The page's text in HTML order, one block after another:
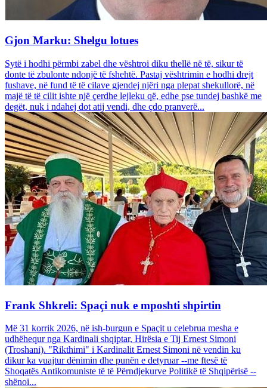
Gjon Marku: Shelgu lotues
Sytë i hodhi përmbi zabel dhe vështroi diku thellë në të, sikur të
donte të zbulonte ndonjë të fshehtë. Pastaj vështrimin e hodhi drejt
fushave, në fund të të cilave gjendej njëri nga plepat shekullorë, në
majë të të cilit ishte një çerdhe lejleku që, edhe pse tundej bashkë me
degët, nuk i ndahej dot atij vendi, dhe çdo pranverë...
Frank Shkreli: Spaçi nuk e mposhti shpirtin
Më 31 korrik 2026, në ish-burgun e Spaçit u celebrua mesha e
udhëhequr nga Kardinali shqiptar, Hirësia e Tij Ernest Simoni
(Troshani). "Rikthimi" i Kardinalit Ernest Simoni në vendin ku
dikur ka vuajtur dënimin dhe punën e detyruar --me ftesë të
Shoqatës Antikomuniste të të Përndjekurve Politikë të Shqipërisë --
shënoi...